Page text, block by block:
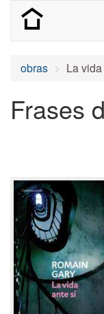
obras La
Frases